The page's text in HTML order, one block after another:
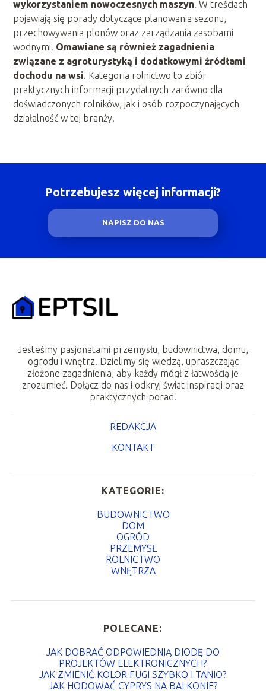
wykorzystaniem nowoczesnych maszyn. W treściach
pojawiają się porady dotyczące planowania sezonu,
przechowywania plonów oraz zarządzania zasobami
wodnymi. Omawiane są również zagadnienia
związane z agroturystyką i dodatkowymi źródłami
dochodu na wsi. Kategoria rolnictwo to zbiór
praktycznych informacji przydatnych zarówno dla
doświadczonych rolników, jak i osób rozpoczynających
działalność w tej branży.
Potrzebujesz więcej informacji?
NAPISZ DO NAS
Jesteśmy pasjonatami przemysłu, budownictwa, domu,
ogrodu i wnętrz. Dzielimy się wiedzą, upraszczając
złożone zagadnienia, aby każdy mógł z łatwością je
zrozumieć. Dołącz do nas i odkryj świat inspiracji oraz
praktycznych porad!
REDAKCJA
KONTAKT
KATEGORIE:
BUDOWNICTWO
DOM
OGRÓD
PRZEMYSŁ
ROLNICTWO
WNĘTRZA
POLECANE:
JAK DOBRAĆ ODPOWIEDNIĄ DIODĘ DO
PROJEKTÓW ELEKTRONICZNYCH?
JAK ZMIENIĆ KOLOR FUGI SZYBKO I TANIO?
JAK HODOWAĆ CYPRYS NA BALKONIE?